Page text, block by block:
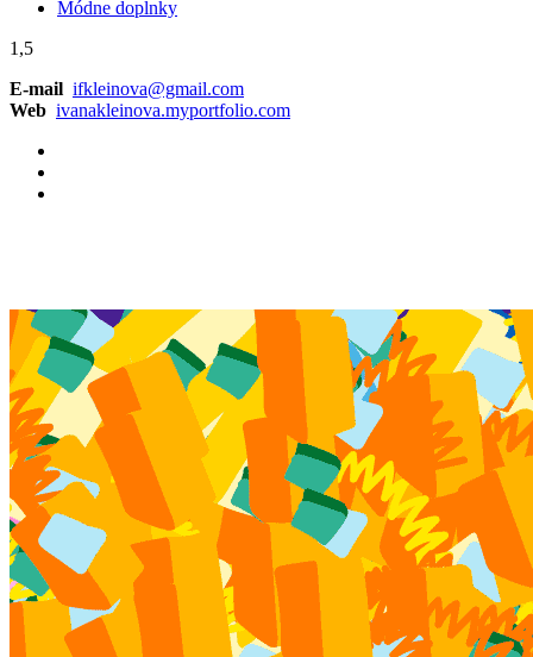
Módne doplnky
1,5
E-mail ifkleinova@gmail.com
Web ivanakleinova.myportfolio.com